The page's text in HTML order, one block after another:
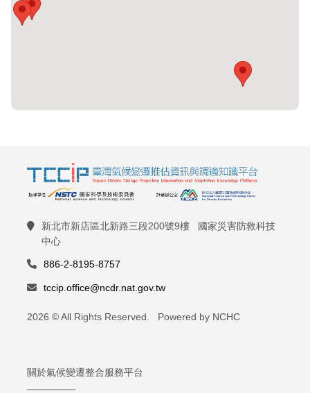
新北市新店區北新路三段200號9樓 國家災害防救科技
中心
886-2-8195-8757
tccip.office@ncdr.nat.gov.tw
2026 © All Rights Reserved. Powered by NCHC
關於氣候變遷整合服務平台